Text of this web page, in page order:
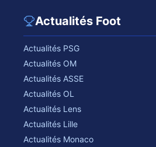
Actualités Foot
Actualités PSG
Actualités OM
Actualités ASSE
Actualités OL
Actualités Lens
Actualités Lille
Actualités Monaco